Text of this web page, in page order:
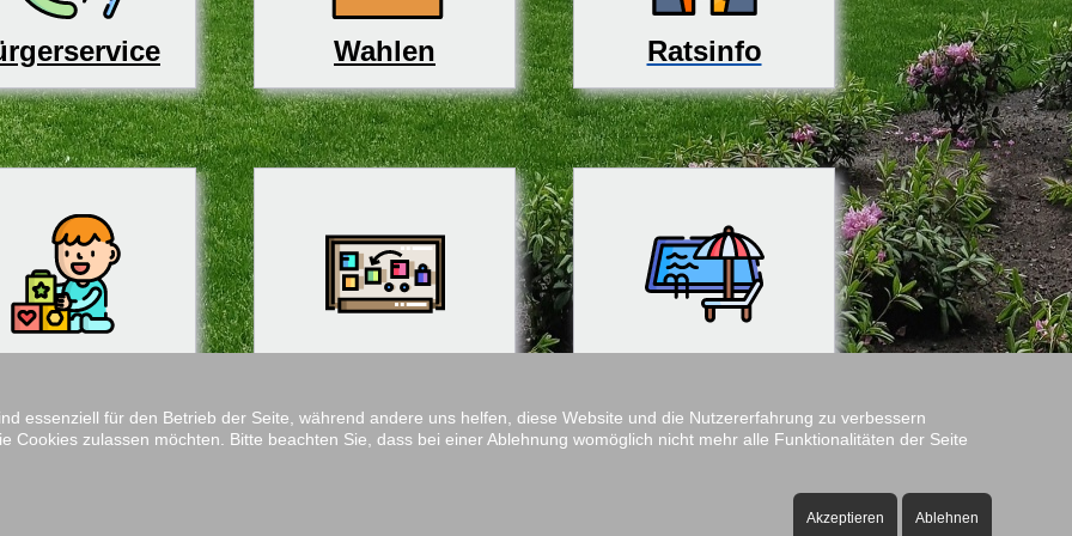
Wahlen Ratsinfo
essenziell für den Betrieb der Seite, während andere uns helfen, diese Website und die Nutzererfahrung zu verbessern
Cookies zulassen möchten. Bitte beachten Sie, dass bei einer Ablehnung womöglich nicht mehr alle Funktionalitäten der Seite
Akzeptieren Ablehnen